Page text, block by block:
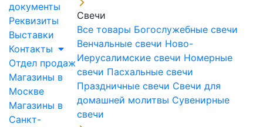
документы
Реквизиты
Выставки
Контакты
Отдел продаж
Магазины в
Москве
Магазины в
Санкт-
Свечи
Все товары Богослужебные свечи
Венчальные свечи Ново-
Иерусалимские свечи Номерные
свечи Пасхальные свечи
Праздничные свечи Свечи для
домашней молитвы Сувенирные
свечи